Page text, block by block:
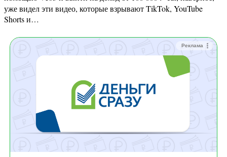
уже видел эти видео, которые взрывают TikTok, YouTube
Shorts и…
Реклама